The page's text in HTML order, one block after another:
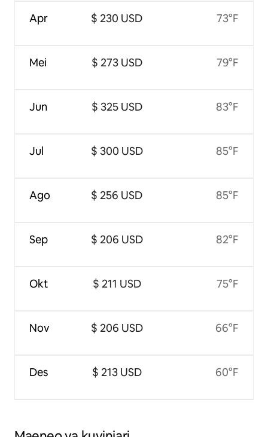
Apr
Mei
Jun
Jul
Ago
Sep
Okt
Nov
Des
$ 230 USD
$ 273 USD
$ 325 USD
$ 300 USD
$ 256 USD
$ 206 USD
$ 211 USD
$ 206 USD
$ 213 USD
73°F
79°F
83°F
85°F
85°F
82°F
75°F
66°F
60°F